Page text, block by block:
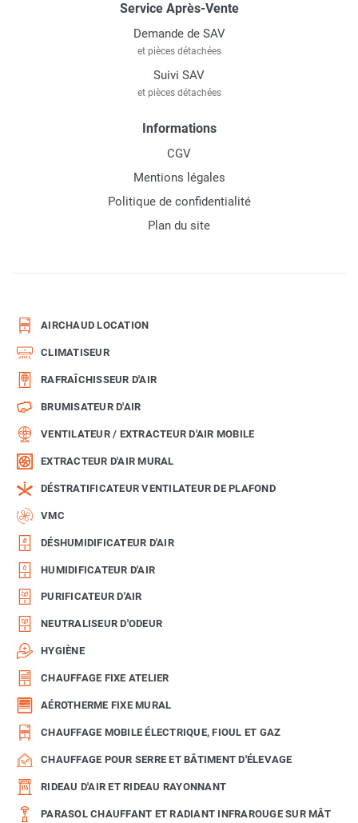
Service Après-Vente
Demande de SAV
et pièces détachées
Suivi SAV
et pièces détachées
Informations
CGV
Mentions légales
Politique de confidentialité
Plan du site
AIRCHAUD LOCATION
CLIMATISEUR
RAFRAÎCHISSEUR D'AIR
BRUMISATEUR D'AIR
VENTILATEUR / EXTRACTEUR D'AIR MOBILE
EXTRACTEUR D'AIR MURAL
DÉSTRATIFICATEUR VENTILATEUR DE PLAFOND
VMC
DÉSHUMIDIFICATEUR D'AIR
HUMIDIFICATEUR D'AIR
PURIFICATEUR D'AIR
NEUTRALISEUR D'ODEUR
HYGIÈNE
CHAUFFAGE FIXE ATELIER
AÉROTHERME FIXE MURAL
CHAUFFAGE MOBILE ÉLECTRIQUE, FIOUL ET GAZ
CHAUFFAGE POUR SERRE ET BÂTIMENT D'ÉLEVAGE
RIDEAU D'AIR ET RIDEAU RAYONNANT
PARASOL CHAUFFANT ET RADIANT INFRAROUGE SUR MÂT